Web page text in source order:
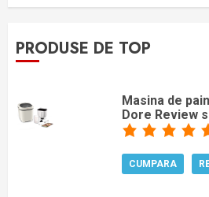
PRODUSE DE TOP
Masina de
Dore Review
CUMPARA